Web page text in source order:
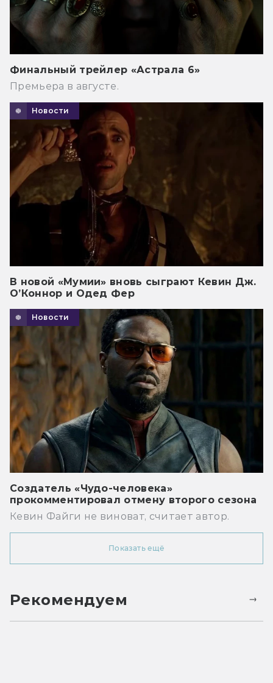
Финальный трейлер «Астрала 6»
Премьера в августе.
Новости
В новой «Мумии» вновь сыграют Кевин Дж.
О’Коннор и Одед Фер
Новости
Создатель «Чудо-человека»
прокомментировал отмену второго сезона
Кевин Файги не виноват, считает автор.
Показать ещё
Рекомендуем